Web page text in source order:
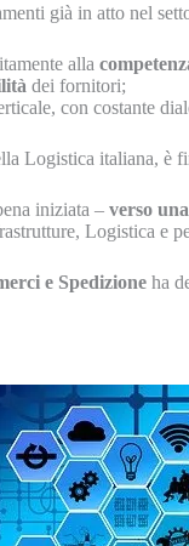
già in atto nel
alla
dei fornitori;
con costante
Logistica italiana, è
iniziata – verso una
Logistica e
e Spedizione ha